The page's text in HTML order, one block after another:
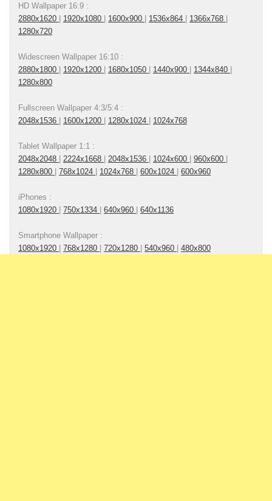
HD Wallpaper 16:9 :
2880x1620 | 1920x1080 | 1600x900 | 1536x864 | 1366x768 |
1280x720
Widescreen Wallpaper 16:10 :
2880x1800 | 1920x1200 | 1680x1050 | 1440x900 | 1344x840 |
1280x800
Fullscreen Wallpaper 4:3/5:4 :
2048x1536 | 1600x1200 | 1280x1024 | 1024x768
Tablet Wallpaper 1:1 :
2048x2048 | 2224x1668 | 2048x1536 | 1024x600 | 960x600 |
1280x800 | 768x1024 | 1024x768 | 600x1024 | 600x960
iPhones :
1080x1920 | 750x1334 | 640x960 | 640x1136
Smartphone Wallpaper :
1080x1920 | 768x1280 | 720x1280 | 540x960 | 480x800